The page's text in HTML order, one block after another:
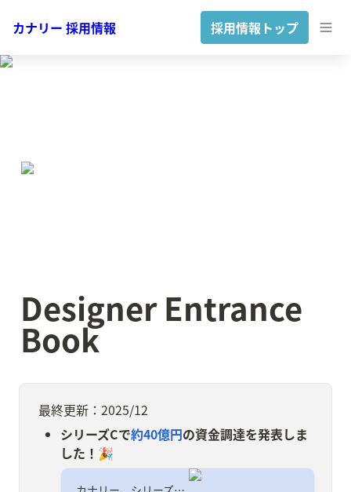
カナリー 採用情報 採用情報トップ
Designer Entrance
Book
最終更新：2025/12
シリーズCで約40億円の資金調達を発表しま
した！🎉